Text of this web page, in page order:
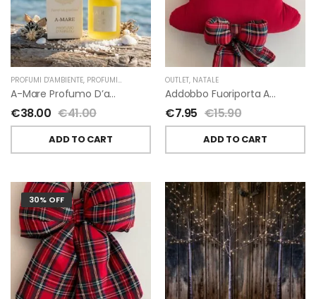
PROFUMI D'AMBIENTE, PROFUMI D'AMBIENTE FIORIRA' UN GIARDINO
A-Mare Profumo D’ambiente Di Fiorirà Un Giardino
€38.00 €41.00
ADD TO CART
OUTLET, NATALE
Addobbo Fuoriporta Alberello Velluto Rosso Con Fiocchetto Tartan
€7.95 €15.90
ADD TO CART
30% OFF